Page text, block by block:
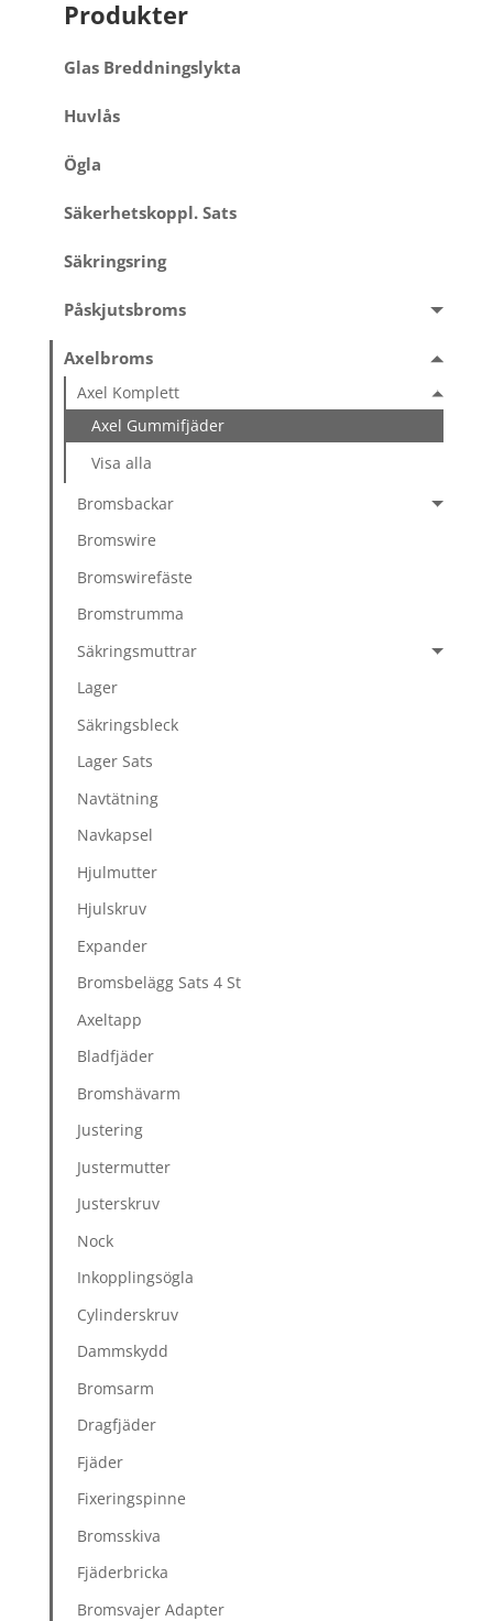
Produkter
Glas Breddningslykta
Huvlås
Ögla
Säkerhetskoppl. Sats
Säkringsring
Påskjutsbroms
Axelbroms
Axel Komplett
Axel Gummifjäder
Visa alla
Bromsbackar
Bromswire
Bromswirefäste
Bromstrumma
Säkringsmuttrar
Lager
Säkringsbleck
Lager Sats
Navtätning
Navkapsel
Hjulmutter
Hjulskruv
Expander
Bromsbelägg Sats 4 St
Axeltapp
Bladfjäder
Bromshävarm
Justering
Justermutter
Justerskruv
Nock
Inkopplingsögla
Cylinderskruv
Dammskydd
Bromsarm
Dragfjäder
Fjäder
Fixeringspinne
Bromsskiva
Fjäderbricka
Bromsvajer Adapter